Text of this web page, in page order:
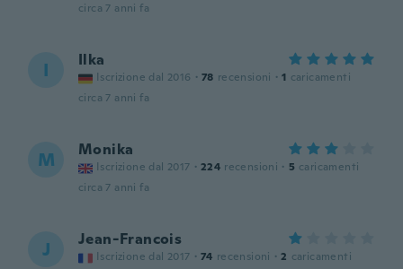
circa 7 anni fa
I Ilka
Iscrizione dal 2016 · 78 recensioni · 1 caricamenti
circa 7 anni fa
M Monika
Iscrizione dal 2017 · 224 recensioni · 5 caricamenti
circa 7 anni fa
J Jean-Francois
Iscrizione dal 2017 · 74 recensioni · 2 caricamenti